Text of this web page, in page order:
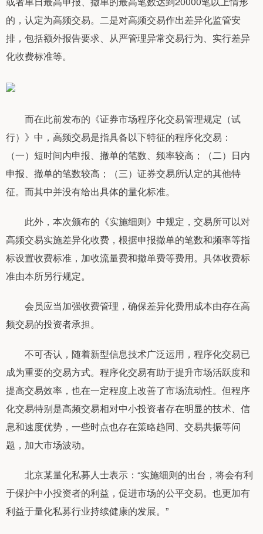
的，认定为高频交易。二是对高频交易作出差异化监管安
排，包括额外报告要求、从严管理异常交易行为、实行差异
化收费标准等。
而在此前发布的《证券市场程序化交易管理规定（试
行）》中，高频交易是指具备以下特征的程序化交易：
（一）短时间内申报、撤单的笔数、频率较高；（二）日内
申报、撤单的笔数较高；（三）证券交易所认定的其他特
征。而其中并没有给出具体的量化标准。
此外，本次颁布的《实施细则》中规定，交易所可以对
高频交易实施差异化收费，根据申报撤单的笔数和频率等指
标设置收费标准，加收流量费和撤单费等费用。具体收费标
准由本所另行规定。
会员应当加强收费管理，确保差异化费用成本由存在高
频交易的投资者承担。
不可否认，随着新型信息技术广泛运用，程序化交易已
成为重要的交易方式。程序化交易有助于提升市场活跃度和
提高交易效率，也在一定程度上改善了市场流动性。但程序
化交易特别是高频交易相对中小投资者存在明显的技术、信
息和速度优势，一些时点也存在策略趋同、交易共振等问
题，加大市场波动。
北京某量化私募人士表示：“实施细则的出台，将会有利
于保护中小投资者的利益，促进市场的公平交易。也更加有
利益于量化私募行业持续健康的发展。”